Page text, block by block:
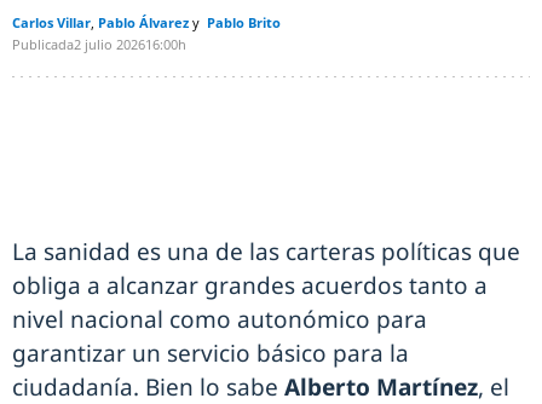
Carlos Villar Pablo Álvarez
Pablo Brito
Publicada2 julio 202616:00h
La sanidad es una de las carteras políticas que
obliga a alcanzar grandes acuerdos tanto a
nivel nacional como autonómico para
garantizar un servicio básico para la
ciudadanía. Bien lo sabe Alberto Martínez, el